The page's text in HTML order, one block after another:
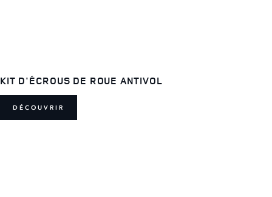
KIT D'ÉCROUS DE ROUE ANTIVOL
DÉCOUVRIR